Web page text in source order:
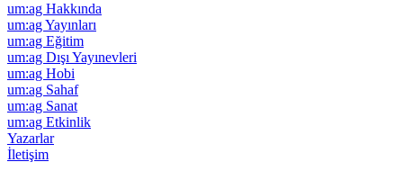
um:ag Hakkında
um:ag Yayınları
um:ag Eğitim
um:ag Dışı Yayınevleri
um:ag Hobi
um:ag Sahaf
um:ag Sanat
um:ag Etkinlik
Yazarlar
İletişim